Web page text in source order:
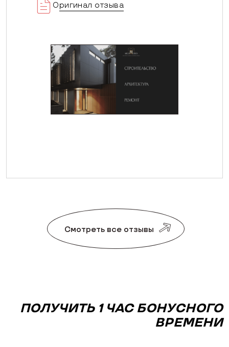
Оригинал отзыва
Смотреть все отзывы
ПОЛУЧИТЬ 1 ЧАС БОНУСНОГО
ВРЕМЕНИ